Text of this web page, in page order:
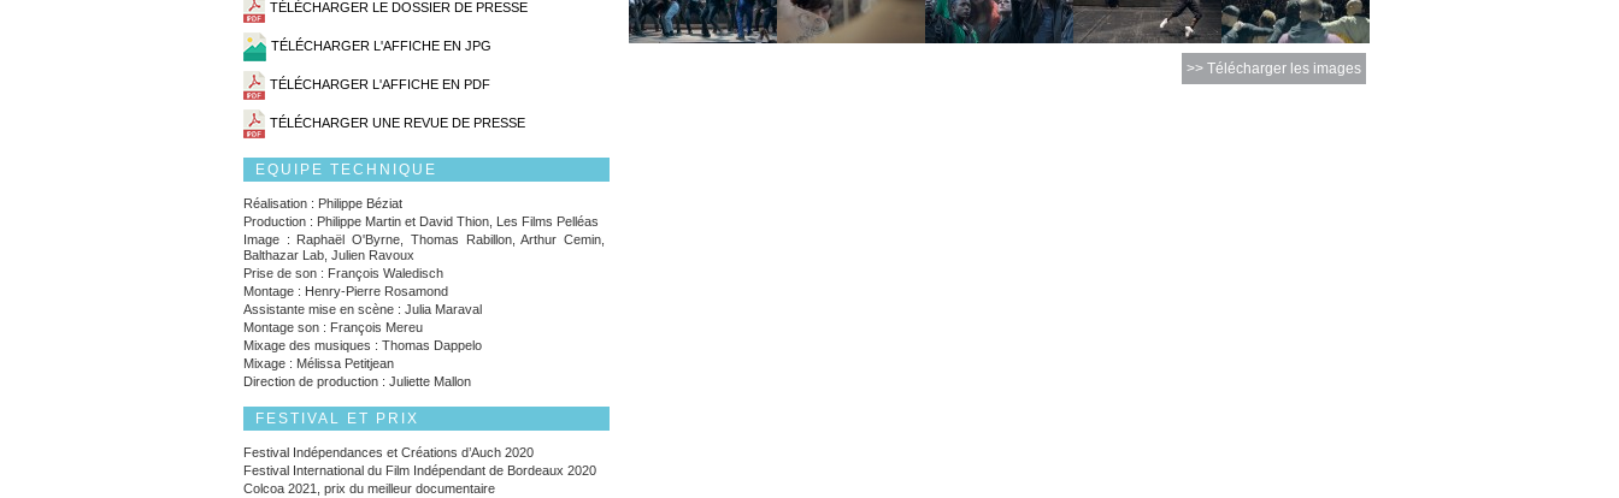
TÉLÉCHARGER LE DOSSIER DE PRESSE
TÉLÉCHARGER L'AFFICHE EN JPG
TÉLÉCHARGER L'AFFICHE EN PDF
TÉLÉCHARGER UNE REVUE DE PRESSE
EQUIPE TECHNIQUE
Réalisation : Philippe Béziat
Production : Philippe Martin et David Thion, Les Films Pelléas
Image : Raphaël O'Byrne, Thomas Rabillon, Arthur Cemin,
Balthazar Lab, Julien Ravoux
Prise de son : François Waledisch
Montage : Henry-Pierre Rosamond
Assistante mise en scène : Julia Maraval
Montage son : François Mereu
Mixage des musiques : Thomas Dappelo
Mixage : Mélissa Petitjean
Direction de production : Juliette Mallon
FESTIVAL ET PRIX
Festival Indépendances et Créations d’Auch 2020
Festival International du Film Indépendant de Bordeaux 2020
Colcoa 2021, prix du meilleur documentaire
>> Télécharger les images